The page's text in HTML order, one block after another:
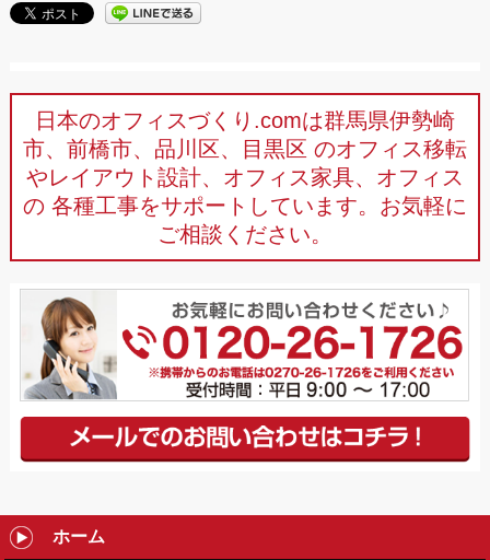
日本のオフィスづくり.comは群馬県伊勢崎
市、前橋市、品川区、目黒区 のオフィス移転
やレイアウト設計、オフィス家具、オフィス
の 各種工事をサポートしています。お気軽に
ご相談ください。
ホーム